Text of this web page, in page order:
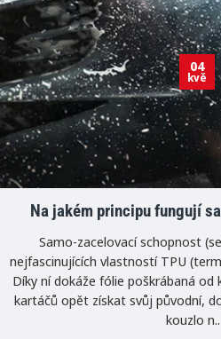
04
kvě
Na jakém principu fungují
Samo-zacelovací schopnost
nejfascinujících vlastností TPU
Díky ní dokáže fólie poškrábaná od
kartáčů opět získat svůj původní,
kouzlo n..